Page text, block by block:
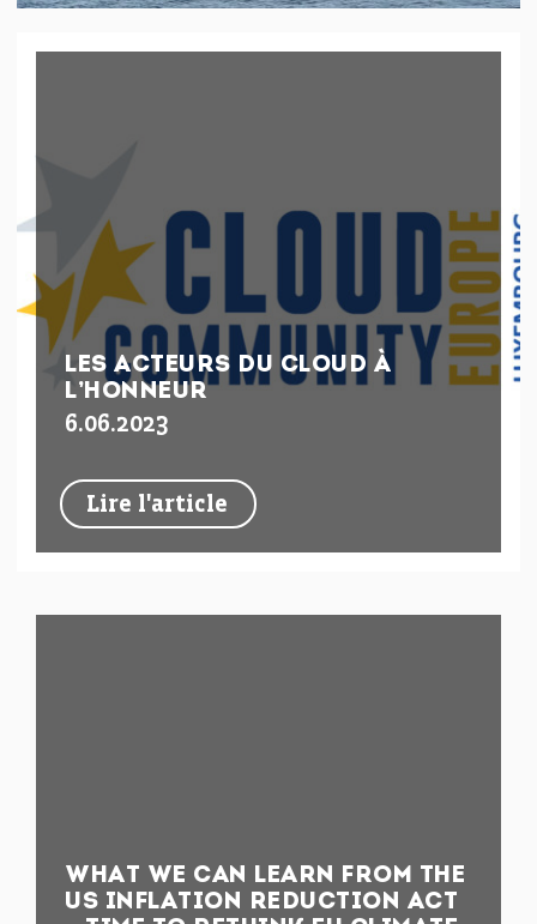
LES ACTEURS DU CLOUD À
L’HONNEUR
Lire l'article
6.06.2023
WHAT WE CAN LEARN FROM THE
US INFLATION REDUCTION ACT